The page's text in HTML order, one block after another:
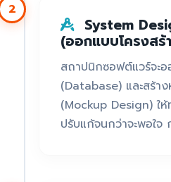
2
System
(ออกแบบโครงสร้
สถาปนิกซอฟต์แวร์จะ
(Database) และสร้า
(Mockup Design) ใ
ปรับแก้จนกว่าจะพอใจ